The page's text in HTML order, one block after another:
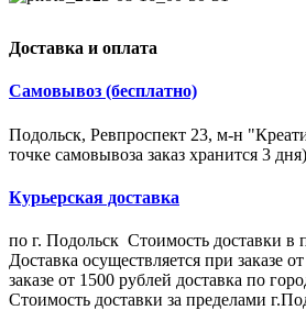
Доставка и оплата
Самовывоз (бесплатно)
Подольск, Ревпроспект 23, м-н
точке самовывоза заказ хранится 3 дня)
Курьерская доставка
по г. Подольск Стоимость доставки в
Доставка осуществляется при заказе
заказе от 1500 рублей доставка по
Стоимость доставки за пределами